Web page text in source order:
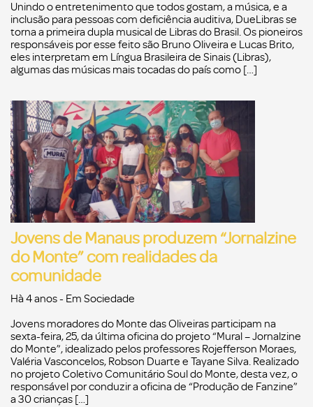
Unindo o entretenimento que todos gostam, a música, e a
inclusão para pessoas com deficiência auditiva, DueLibras se
torna a primeira dupla musical de Libras do Brasil. Os pioneiros
responsáveis por esse feito são Bruno Oliveira e Lucas Brito,
eles interpretam em Língua Brasileira de Sinais (Libras),
algumas das músicas mais tocadas do país como […]
Jovens de Manaus produzem “Jornalzine
do Monte” com realidades da
comunidade
Hà 4 anos- Em Sociedade
Jovens moradores do Monte das Oliveiras participam na
sexta-feira, 25, da última oficina do projeto “Mural – Jornalzine
do Monte”, idealizado pelos professores Rojefferson Moraes,
Valéria Vasconcelos, Robson Duarte e Tayane Silva. Realizado
no projeto Coletivo Comunitário Soul do Monte, desta vez, o
responsável por conduzir a oficina de “Produção de Fanzine”
a 30 crianças […]